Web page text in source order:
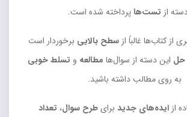
از تست‌ها پرداخته شده است.
کتاب‌ها غالباً از سطح بالایی برخوردار است
حل این دسته از سوال‌ها مطالعه و تسلط خوبی
به روی مطالب داشته باشید.
از ایده‌های جدید برایطرح سوال، تعداد